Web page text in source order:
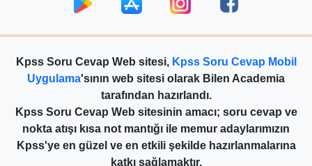
Kpss Soru Cevap Web sitesi, Kpss Soru Cevap Mobil
Uygulama'sının web sitesi olarak Bilen Academia
tarafından hazırlandı.
Kpss Soru Cevap Web sitesinin amacı; soru cevap ve
nokta atışı kısa not mantığı ile memur adaylarımızın
Kpss'ye en güzel ve en etkili şekilde hazırlanmalarına
katkı sağlamaktır.